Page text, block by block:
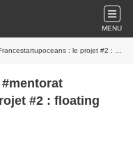
MENU
: le projet #2 : floating reef
#2 : floating